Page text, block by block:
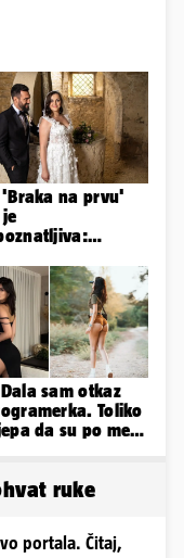
'Braka na prvu'
sad izgleda
sam otkaz
Toliko
da su po meni
ruke
portala. Čitaj,